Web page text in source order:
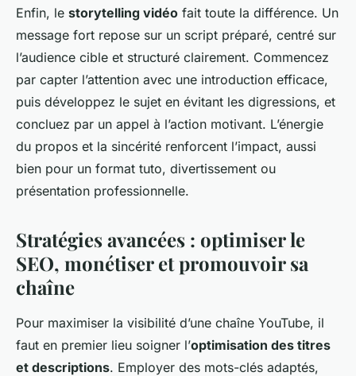
Enfin, le storytelling vidéo fait toute la différence. Un
message fort repose sur un script préparé, centré sur
l’audience cible et structuré clairement. Commencez
par capter l’attention avec une introduction efficace,
puis développez le sujet en évitant les digressions, et
concluez par un appel à l’action motivant. L’énergie
du propos et la sincérité renforcent l’impact, aussi
bien pour un format tuto, divertissement ou
présentation professionnelle.
Stratégies avancées : optimiser le
SEO, monétiser et promouvoir sa
chaîne
Pour maximiser la visibilité d’une chaîne YouTube, il
faut en premier lieu soigner l’optimisation des titres
et descriptions. Employer des mots-clés adaptés,